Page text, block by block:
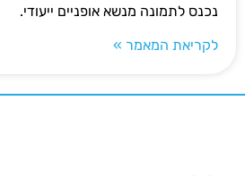
נכנס לתמונה מנשא אופניים ייעודי.
לקריאת המאמר »